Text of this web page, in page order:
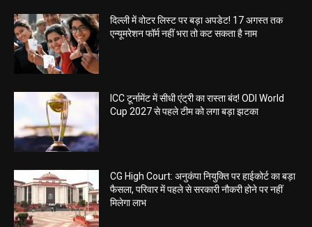
दिल्ली में वोटर लिस्ट पर बड़ा अपडेट! 17 अगस्त तक
एन्यूमरेशन फॉर्म नहीं भरा तो कट सकता है नाम
ICC टूर्नामेंट में सीधी एंट्री का रास्ता बंद! ODI World
Cup 2027 से पहले टीम को लगा बड़ा झटका
CG High Court: अनुकंपा नियुक्ति पर हाईकोर्ट का बड़ा
फैसला, परिवार में पहले से सरकारी नौकरी होने पर नहीं
मिलेगा लाभ